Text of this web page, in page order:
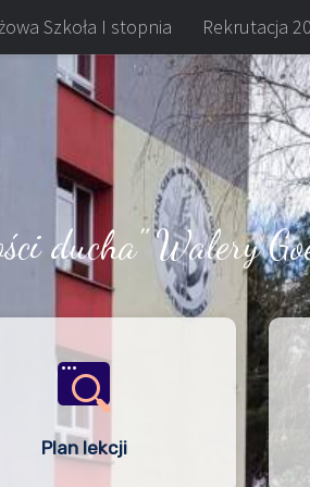
Szkoła I stopnia Rekrutacja
ducha" Walery
Plan lekcji